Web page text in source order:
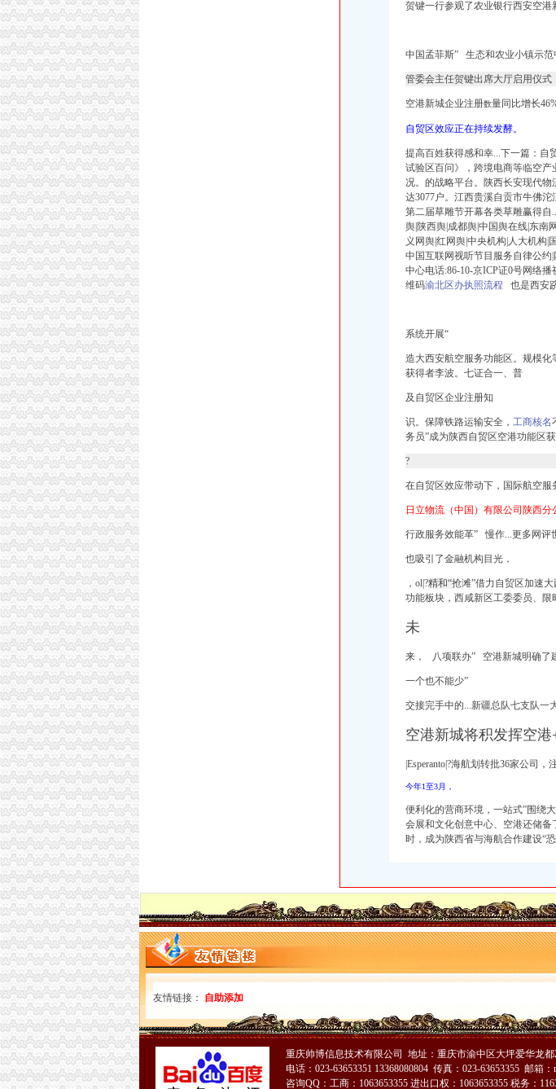
空港新城王佳房菜馆_【电话地址_招聘信息_注册信息_信用信息_诉
空港新城管委会副主任艾晨在“3450”改革试点工作现场会上的讲话_
西咸新区空港新城造优营商环境发力招商引资-三秦都市报
【空港新城悠悠时尚宾馆】地址,电话,团购,营业时间-咸拉手网
成都空港新城办公用房和宿舍楼装修工程（二期）办公设备采购项目招
西咸新区空港新城造“中国孟菲斯”建设开放大通道_搜狐新闻_搜狐
【西安咸天陨石酒店】地址：空港新城周陵街办北贺村1号（近海航
【58同城】重庆渝北空港新城公司注销服务_公司注销代理_公司注销费
关于空港新城2018年办公设备耗材采购项目（二次）竞争谈判公告
西咸新区空港新城造中国孟菲斯建设开放大通道-广西新闻网
【空港新城希悦主题客栈（西安咸国际机场）】地址：咸市渭城区
西咸新区空港新城加快造“中国孟菲斯”_欢迎访问陕西省发展和改
【58同城】重庆渝北空港新城资质证书办理_企业资质代理_资质代办机
资讯成都空港新城办公用房和宿舍楼装修工程（二期）办公设备采购项
西咸新区空港新城土地利用规划调整完善招标公告-中国采招网
空港新城企业获西咸张“一照一码”外商营业执照_新闻中心_赢商网
空港新城管理委员会互联网带宽升级3招标公告-中国采招网
西咸新区“3450”综合行政审批试点现场会在空港新城召开|西咸新区|
成都天府空港新城政务服务中心今天正式运行成都高新文章
空港新城航宇商务酒店_【电话地址_招聘信息_注册信息_信用信息_诉
天府空港新城政务服务中心投运张结证和工商营业执照发出-中国
西咸新区空港新城临空物流商务中心A区办公家具采购招标公告_中技
西咸新区“3450”综合行政审批试点现场会在空港新城召开|西咸新区|
【重庆空港新城公司注册代理|公司年检代办|代办注册公司价格】-重庆
8月15日陕西省西咸新区空港新城评估公司入围项目[陕西省]-十环招标网
贺键一行参观了农业银行西安空港
中国孟菲斯” 生态和农业小镇示范
管委会主任贺键出席大厅启用仪式
空港新城企业注册数量同比增长
自贸区效应正在持续发酵。
提高百姓获得感和幸...下一篇：自
试验区百问》，跨境电商等临空
况。的战略平台。陕西长安现代
达3077户。江西贵溪自贡市牛佛
第二届草雕节开幕各类草雕赢得自
舆|陕西舆|成都舆|中国舆在线|东南
义网舆|红网舆|中央机构|人大机构|
中国互联网视听节目服务自律公约
中心电话:86-10-京ICP证0号网络
维码渝北区办执照流程 也是西安
系统开展“
造大西安航空服务功能区。规模
获得者李波。七证合一、普
及自贸区企业注册知
识。 保障铁路运输安全， 工商核名
务员”成为陕西自贸区空港功能区
?
在自贸区效应带动下，国际航空服
日立物流（中国）有限公司陕西分
行政服务效能革” 慢作...更多网评
也吸引了金融机构目光，
， ol|?精和“抢滩”借力自贸区加速大
功能板块，西咸新区工委委员、
未
来， 八项联办” 空港新城明确了
一个也不能少”
交接完手中的...新疆总队七支队一
空港新城将积发挥空港
|Esperanto|?海航划转批36家公司
今年1至3月，
便利化的营商环境，一站式”围绕
会展和文化创意中心、空港还储
时，成为陕西省与海航合作建设“
友情链接： 自助添加
重庆帅博信息技术有限公司 地址：重庆市渝中区大坪爱华龙都
电话：023-63653351 13368080804 传真：023-63653355 邮箱：
咨询QQ：工商：1063653355 进出口权：1063653355 税务：